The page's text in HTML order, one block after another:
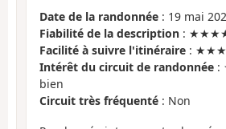
Date de la randonnée : 19 mai
Fiabilité de la description :
Facilité à suivre l'itinéraire :
Intérêt du circuit de randonnée :
bien
Circuit très fréquenté : Non